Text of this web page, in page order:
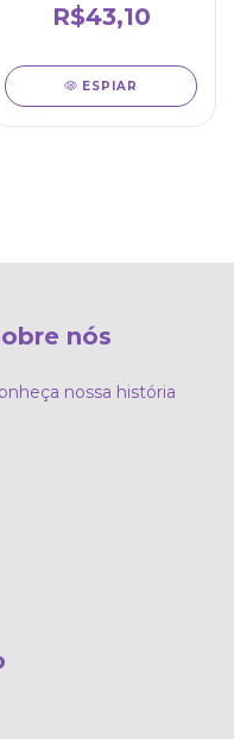
R$43,10
ESPIAR
nós
nossa história